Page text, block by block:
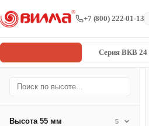
+7 (800) 222-01-13
Серия ВКВ 24
Высота 55 мм 5